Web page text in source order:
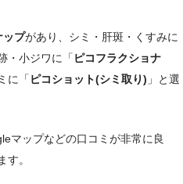
ップがあり、シミ・肝斑・くすみに
・小ジワに「 ピコフラクショナ
に「 ピコショット(シミ取り) 」と選
マップなどの口コミが非常に良
す。